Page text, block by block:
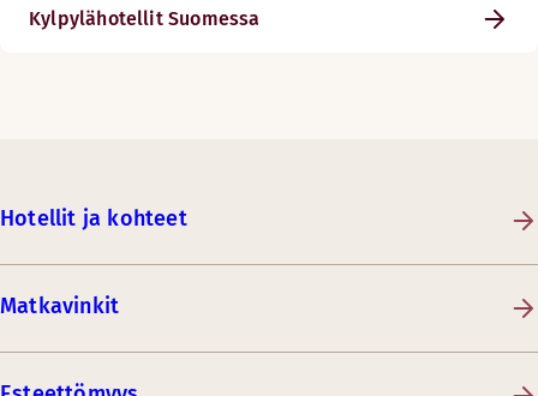
Kylpylähotellit Suomessa
Hotellit ja kohteet
Matkavinkit